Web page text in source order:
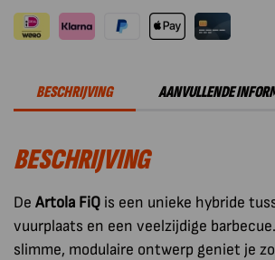
Barbecue
XL
BESCHRIJVING AANVULLENDE
BESCHRIJVING
De Artola FiQ is een unieke hybride
vuurplaats en een veelzijdige
slimme, modulaire ontwerp geniet je